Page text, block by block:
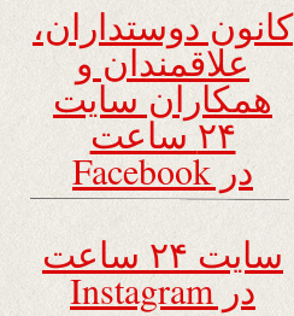
کانون دوستداران،
علاقمندان و
همکاران سایت
۲۴ ساعت
در Facebook
سایت ۲۴ ساعت
در Instagram